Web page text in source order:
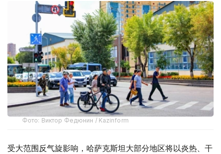
Фото: Виктор Федюнин / Kazinform
受大范围反气旋影响，哈萨克斯坦大部分地区将以炎热、干